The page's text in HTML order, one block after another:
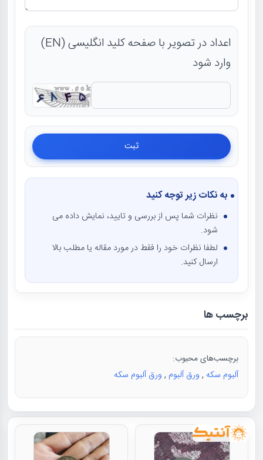
اعداد در تصویر با صفحه کلید انگلیسی (EN)
وارد شود
به نکات زیر توجه کنید
نظرات شما پس از بررسی و تایید، نمایش داده می
شود.
لطفا نظرات خود را فقط در مورد مقاله یا مطلب بالا
ارسال کنید.
برچسب ها
برچسب‌های محبوب:
آلبوم سکه , ورق آلبوم , ورق آلبوم سکه